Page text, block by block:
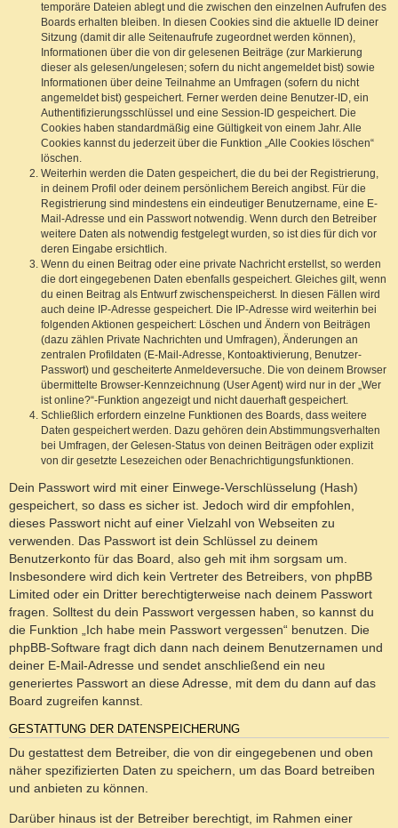
temporäre Dateien ablegt und die zwischen den einzelnen Aufrufen des
Boards erhalten bleiben. In diesen Cookies sind die aktuelle ID deiner
Sitzung (damit dir alle Seitenaufrufe zugeordnet werden können),
Informationen über die von dir gelesenen Beiträge (zur Markierung
dieser als gelesen/ungelesen; sofern du nicht angemeldet bist) sowie
Informationen über deine Teilnahme an Umfragen (sofern du nicht
angemeldet bist) gespeichert. Ferner werden deine Benutzer-ID, ein
Authentifizierungsschlüssel und eine Session-ID gespeichert. Die
Cookies haben standardmäßig eine Gültigkeit von einem Jahr. Alle
Cookies kannst du jederzeit über die Funktion „Alle Cookies löschen“
löschen.
Weiterhin werden die Daten gespeichert, die du bei der Registrierung,
in deinem Profil oder deinem persönlichem Bereich angibst. Für die
Registrierung sind mindestens ein eindeutiger Benutzername, eine E-
Mail-Adresse und ein Passwort notwendig. Wenn durch den Betreiber
weitere Daten als notwendig festgelegt wurden, so ist dies für dich vor
deren Eingabe ersichtlich.
Wenn du einen Beitrag oder eine private Nachricht erstellst, so werden
die dort eingegebenen Daten ebenfalls gespeichert. Gleiches gilt, wenn
du einen Beitrag als Entwurf zwischenspeicherst. In diesen Fällen wird
auch deine IP-Adresse gespeichert. Die IP-Adresse wird weiterhin bei
folgenden Aktionen gespeichert: Löschen und Ändern von Beiträgen
(dazu zählen Private Nachrichten und Umfragen), Änderungen an
zentralen Profildaten (E-Mail-Adresse, Kontoaktivierung, Benutzer-
Passwort) und gescheiterte Anmeldeversuche. Die von deinem Browser
übermittelte Browser-Kennzeichnung (User Agent) wird nur in der „Wer
ist online?“-Funktion angezeigt und nicht dauerhaft gespeichert.
Schließlich erfordern einzelne Funktionen des Boards, dass weitere
Daten gespeichert werden. Dazu gehören dein Abstimmungsverhalten
bei Umfragen, der Gelesen-Status von deinen Beiträgen oder explizit
von dir gesetzte Lesezeichen oder Benachrichtigungsfunktionen.
Dein Passwort wird mit einer Einwege-Verschlüsselung (Hash)
gespeichert, so dass es sicher ist. Jedoch wird dir empfohlen,
dieses Passwort nicht auf einer Vielzahl von Webseiten zu
verwenden. Das Passwort ist dein Schlüssel zu deinem
Benutzerkonto für das Board, also geh mit ihm sorgsam um.
Insbesondere wird dich kein Vertreter des Betreibers, von phpBB
Limited oder ein Dritter berechtigterweise nach deinem Passwort
fragen. Solltest du dein Passwort vergessen haben, so kannst du
die Funktion „Ich habe mein Passwort vergessen“ benutzen. Die
phpBB-Software fragt dich dann nach deinem Benutzernamen und
deiner E-Mail-Adresse und sendet anschließend ein neu
generiertes Passwort an diese Adresse, mit dem du dann auf das
Board zugreifen kannst.
GESTATTUNG DER DATENSPEICHERUNG
Du gestattest dem Betreiber, die von dir eingegebenen und oben
näher spezifizierten Daten zu speichern, um das Board betreiben
und anbieten zu können.
Darüber hinaus ist der Betreiber berechtigt, im Rahmen einer